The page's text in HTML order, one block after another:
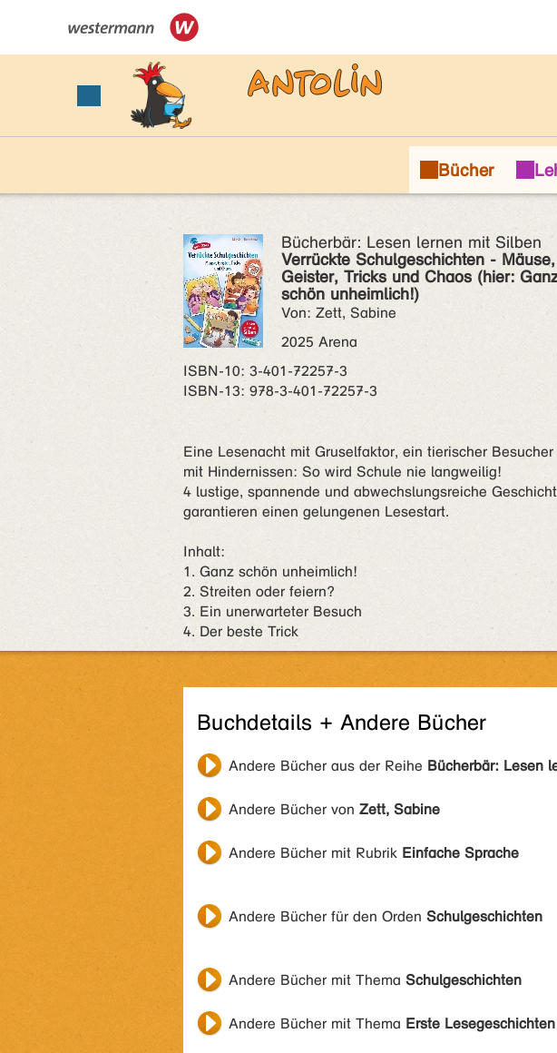
Bücherbär: Lesen lernen mit Silben
Verrückte Schulgeschichten - Mäuse,
Geister, Tricks und Chaos (hier:
schön unheimlich!)
Von: Zett, Sabine
2025 Arena
ISBN‑10: 3-401-72257-3
ISBN‑13: 978-3-401-72257-3
Eine Lesenacht mit Gruselfaktor, ein tierischer
mit Hindernissen: So wird Schule nie langweilig!
4 lustige, spannende und abwechslungsreiche
garantieren einen gelungenen Lesestart.
Inhalt:
1. Ganz schön unheimlich!
2. Streiten oder feiern?
3. Ein unerwarteter Besuch
4. Der beste Trick
Buchdetails + Andere Bücher
Andere Bücher aus der Reihe Bücherbär: Lesen
Andere Bücher von Zett, Sabine
Andere Bücher mit Rubrik Einfache Sprache
Andere Bücher für den Orden Schulgeschichten
Andere Bücher mit Thema Schulgeschichten
Andere Bücher mit Thema Erste Lesegeschichten